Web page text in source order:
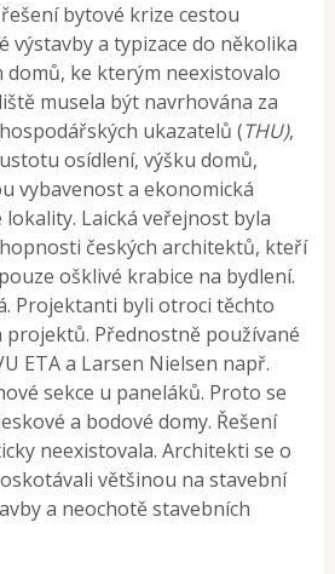
bytové krize cestou
výstavby a typizace do několika
domů, ke kterým neexistovalo
musela být navrhována za
ukazatelů (THU),
osídlení, výšku domů,
vybavenost a ekonomická
Laická veřejnost byla
českých architektů, kteří
ošklivé krabice na bydlení.
Projektanti byli otroci těchto
projektů. Přednostně používané
ETA a Larsen Nielsen např.
sekce u paneláků. Proto se
a bodové domy. Řešení
neexistovala. Architekti se o
většinou na stavební
a neochotě stavebních